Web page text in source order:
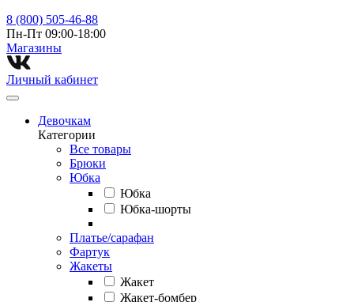
8 (800) 505-46-88
Пн-Пт 09:00-18:00
Магазины⁠
Личный кабинет
Девочкам
Категории
Все товары
Брюки
Юбка
Юбка
Юбка-шорты
Платье/сарафан
Фартук
Жакеты
Жакет
Жакет-бомбер